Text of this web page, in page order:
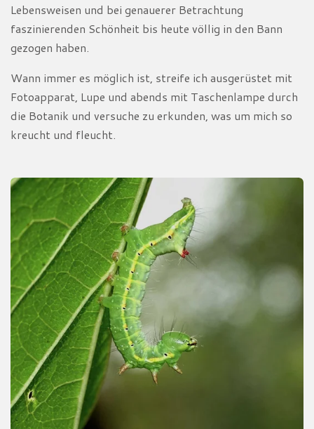
Lebensweisen und bei genauerer Betrachtung
faszinierenden Schönheit bis heute völlig in den Bann
gezogen haben.
Wann immer es möglich ist, streife ich ausgerüstet mit
Fotoapparat, Lupe und abends mit Taschenlampe durch
die Botanik und versuche zu erkunden, was um mich so
kreucht und fleucht.